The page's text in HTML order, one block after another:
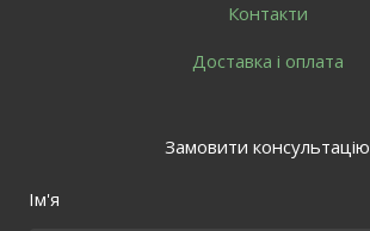
Контакти
Доставка і оплата
Замовити консультацію
Ім'я